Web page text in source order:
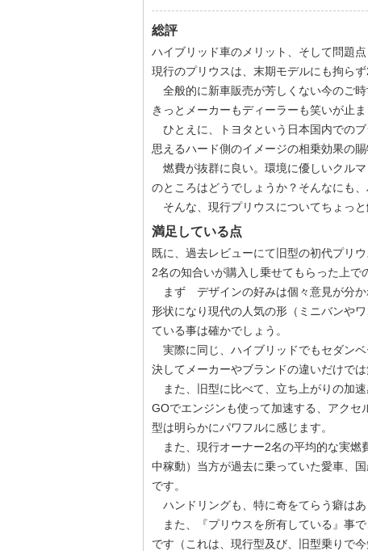
総評
ハイブリッド車のメリット、そして問題点
現行のプリウスは、末期モデルにも拘ら
全般的に新車販売が芳しくない今のご時
きっとメーカーもディーラーも笑いが止ま
ひとえに、トヨタという日本国内での
思えるハード側のイメージの相乗効果の賜
燃費が抜群に良い。環境に優しいクル
のところはどうでしょうか？そんなにも
そんな、現行プリウスについてちょっと
満足している点
既に、過去レビューにて旧型の初代プリ
2名の知合いが購入し乗せてもらった上で
まず デザインの好みは個々意見が分か
形状になり現代の人気の形（ミニバンや
ている事は確かでしょう。
実際に同じ、ハイブリッドでもセダンベ
決してメーカーやブランドの違いだけでは
また、旧型に比べて、立ち上がりの加
GOでエンジンも使って加速する、アク
型は明らかにパワフルに感じます。
また、現行オーナー2名の平均的な実燃
中稼動）当方が過去に乗っていた愛車、
です。
ハンドリングも、特に奇をてらう癖はあ
また、『プリウスを所有している』事
です（これは、現行型及び、旧型乗りで